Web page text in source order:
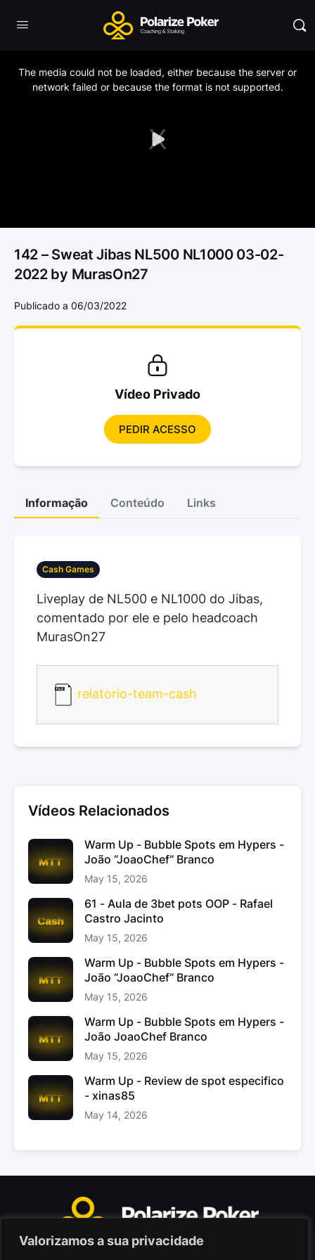
Valorizamos a sua privacidade
Play
The media could not be loaded, either because the server or
network failed or because the format is not supported.
142 – Sweat Jibas NL500 NL1000 03-02-
2022 by MurasOn27
Publicado a 06/03/2022
Vídeo Privado
PEDIR ACESSO
Informação Conteúdo Links
Cash Games
Liveplay de NL500 e NL1000 do Jibas,
comentado por ele e pelo headcoach
MurasOn27
relatorio-team-cash
Vídeos Relacionados
Warm Up - Bubble Spots em Hypers -
João “JoaoChef“ Branco
May 15, 2026
61 - Aula de 3bet pots OOP - Rafael
Castro Jacinto
May 15, 2026
Warm Up - Bubble Spots em Hypers -
João “JoaoChef“ Branco
May 15, 2026
Warm Up - Bubble Spots em Hypers -
João JoaoChef Branco
May 15, 2026
Warm Up - Review de spot especifico
- xinas85
May 14, 2026